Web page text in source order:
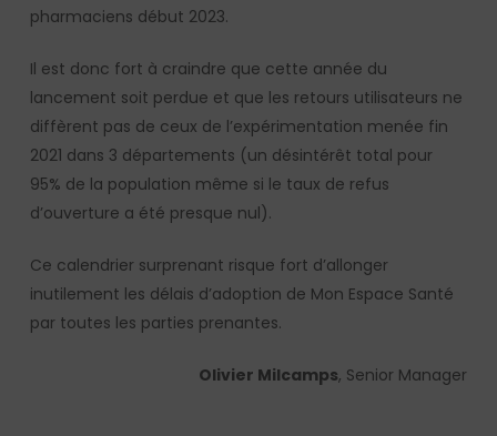
pharmaciens début 2023.
Il est donc fort à craindre que cette année du
lancement soit perdue et que les retours utilisateurs ne
diffèrent pas de ceux de l’expérimentation menée fin
2021 dans 3 départements (un désintérêt total pour
95% de la population même si le taux de refus
d’ouverture a été presque nul).
Ce calendrier surprenant risque fort d’allonger
inutilement les délais d’adoption de Mon Espace Santé
par toutes les parties prenantes.
Olivier Milcamps, Senior Manager